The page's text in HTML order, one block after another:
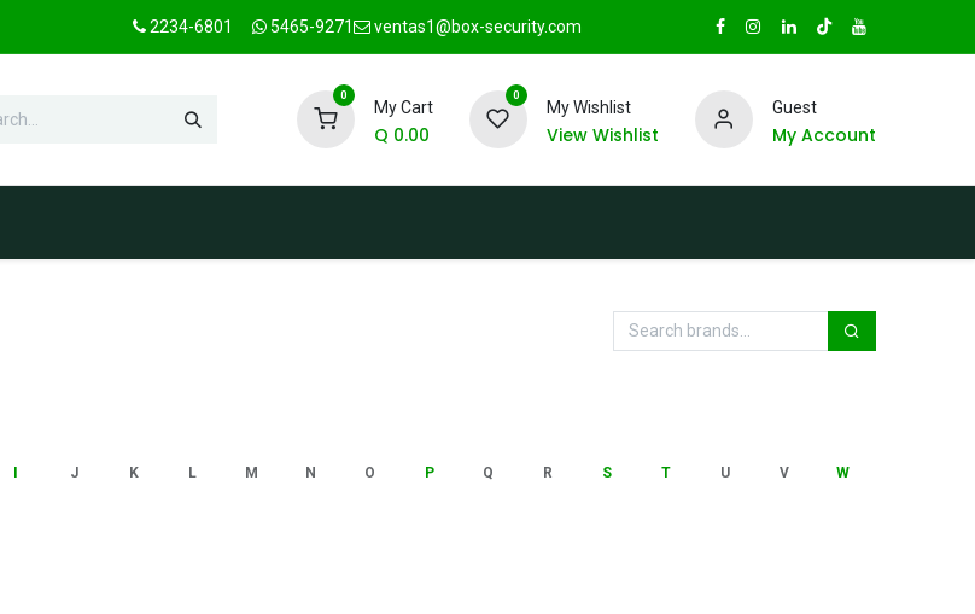
2234-6801 5465-9271 ventas1@box-security.com
0
My Cart
Q 0.00
0
My Wishlist
View Wishlist
Guest
My Account
J K L M N O P Q R S T U V W